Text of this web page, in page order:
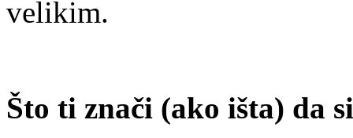
velikim.
Što ti znači (ako išta) da